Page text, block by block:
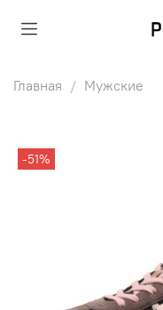
Главная Мужские
-51%